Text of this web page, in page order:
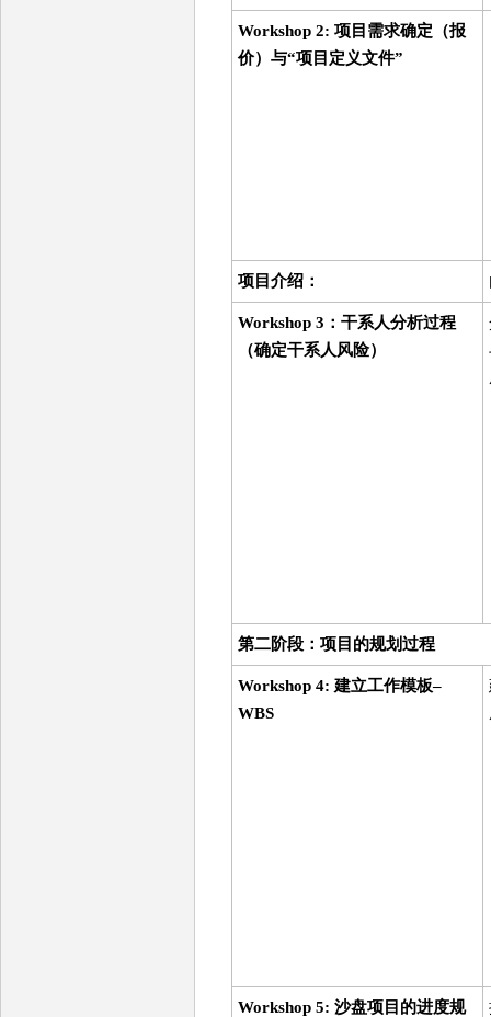
Workshop 2: 项目需求确定（报
价）与“项目定义文件”
项目介绍：
Workshop 3：干系人分析过程
（确定干系人风险）
第二阶段：项目的规划过程
Workshop 4: 建立工作模板–
WBS
Workshop 5: 沙盘项目的进度规